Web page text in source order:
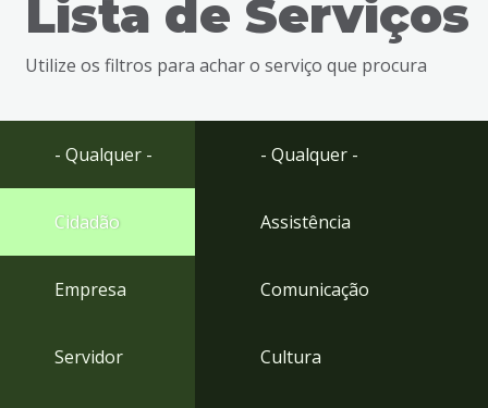
busca
Ir
rodapé
Lista de Serviços
Utilize os filtros para achar o serviço que procura
- Qualquer -
Cidadão
Empresa
Servidor
- Qualquer -
Assistência
Comunicação
Cultura